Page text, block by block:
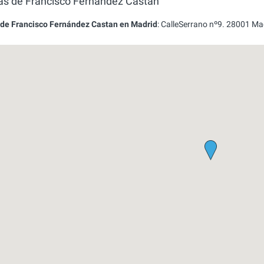
Francisco Fernández Castan en Madrid:CalleSerrano nº9.28001